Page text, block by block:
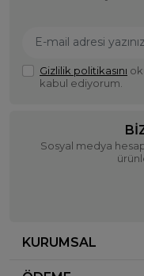
Gizlilik politikasını
kabul ediyorum.
Sosyal medya
KURUMSAL